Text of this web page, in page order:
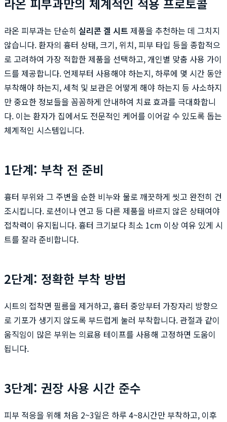
라온 피부과는 단순히 실리콘 겔 시트 제품을 추천하는 데 그치지
않습니다. 환자의 흉터 상태, 크기, 위치, 피부 타입 등을 종합적으
로 고려하여 가장 적합한 제품을 선택하고, 개인별 맞춤 사용 가이
드를 제공합니다. 언제부터 사용해야 하는지, 하루에 몇 시간 동안
부착해야 하는지, 세척 및 보관은 어떻게 해야 하는지 등 사소하지
만 중요한 정보들을 꼼꼼하게 안내하여 치료 효과를 극대화합니
다. 이는 환자가 집에서도 전문적인 케어를 이어갈 수 있도록 돕는
체계적인 시스템입니다.
1단계: 부착 전 준비
흉터 부위와 그 주변을 순한 비누와 물로 깨끗하게 씻고 완전히 건
조시킵니다. 로션이나 연고 등 다른 제품을 바르지 않은 상태여야
접착력이 유지됩니다. 흉터 크기보다 최소 1cm 이상 여유 있게 시
트를 잘라 준비합니다.
2단계: 정확한 부착 방법
시트의 접착면 필름을 제거하고, 흉터 중앙부터 가장자리 방향으
로 기포가 생기지 않도록 부드럽게 눌러 부착합니다. 관절과 같이
움직임이 많은 부위는 의료용 테이프를 사용해 고정하면 도움이
됩니다.
3단계: 권장 사용 시간 준수
피부 적응을 위해 처음 2~3일은 하루 4~8시간만 부착하고, 이후